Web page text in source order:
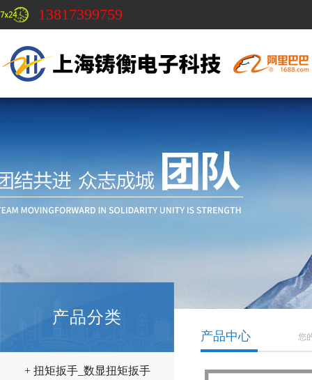
13817399759
产品分类
+ 扭矩扳手_数显扭矩扳手
您
产品中心